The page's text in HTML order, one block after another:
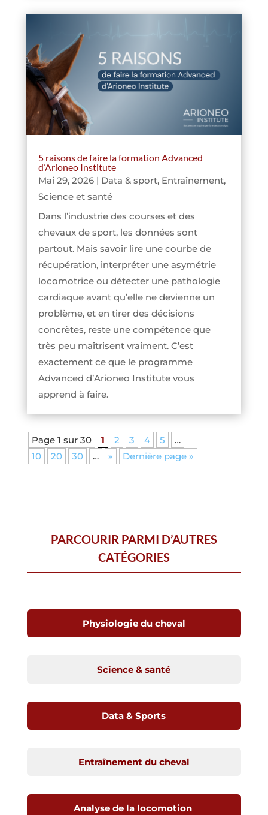
5 raisons de faire la formation Advanced
d’Arioneo Institute
Mai 29, 2026| Data & sport, Entraînement,
Science et santé
Dans l’industrie des courses et des
chevaux de sport, les données sont
partout. Mais savoir lire une courbe de
récupération, interpréter une asymétrie
locomotrice ou détecter une pathologie
cardiaque avant qu’elle ne devienne un
problème, et en tirer des décisions
concrètes, reste une compétence que
très peu maîtrisent vraiment. C’est
exactement ce que le programme
Advanced d’Arioneo Institute vous
apprend à faire.
Page 1 sur 30 1 2 3 4 5
…
10
20 30 … » Dernière page »
PARCOURIR PARMI D’AUTRES
CATÉGORIES
Physiologie du cheval
Science & santé
Data & Sports
Entraînement du cheval
Analyse de la locomotion